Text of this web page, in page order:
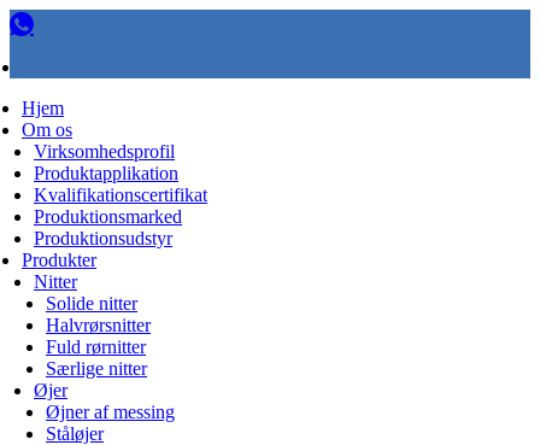
Hjem
Om os
Virksomhedsprofil
Produktapplikation
Kvalifikationscertifikat
Produktionsmarked
Produktionsudstyr
Produkter
Nitter
Solide nitter
Halvrørsnitter
Fuld rørnitter
Særlige nitter
Øjer
Øjner af messing
Ståløjer